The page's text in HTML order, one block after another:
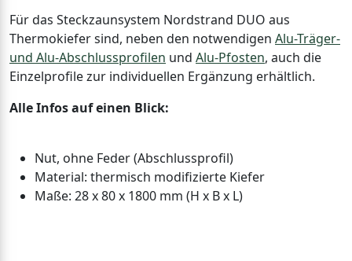
Für das Steckzaunsystem Nordstrand DUO aus
Thermokiefer sind, neben den notwendigen Alu-Träger-
und Alu-Abschlussprofilen und Alu-Pfosten, auch die
Einzelprofile zur individuellen Ergänzung erhältlich.
Alle Infos auf einen Blick:
Nut, ohne Feder (Abschlussprofil)
Material: thermisch modifizierte Kiefer
Maße: 28 x 80 x 1800 mm (H x B x L)